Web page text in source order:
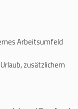
Arbeitsumfeld
zusätzlichem